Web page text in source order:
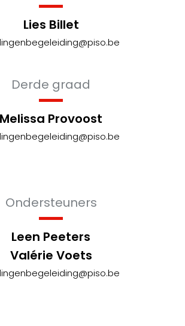
Lies Billet
Derde graad
Melissa Provoost
Ondersteuners
Leen Peeters
Valérie Voets